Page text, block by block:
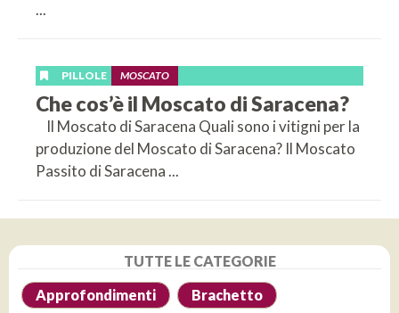
...
PILLOLE MOSCATO
Che cos’è il Moscato di Saracena?
Il Moscato di Saracena Quali sono i vitigni per la
produzione del Moscato di Saracena? Il Moscato
Passito di Saracena ...
TUTTE LE CATEGORIE
Approfondimenti
Brachetto